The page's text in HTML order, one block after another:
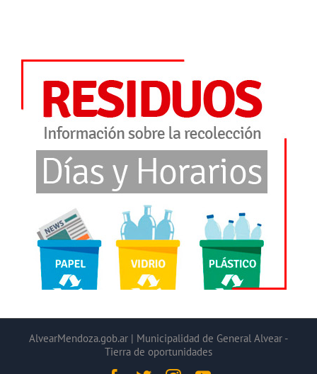
AlvearMendoza.gob.ar | Municipalidad de General Alvear -
Tierra de oportunidades